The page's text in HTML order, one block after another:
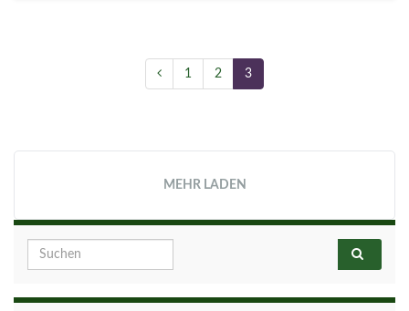
1 2 3
MEHR LADEN
Search for: